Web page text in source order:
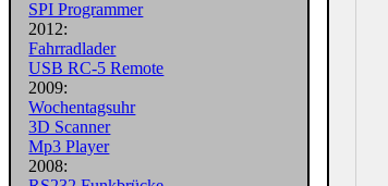
SPI Programmer
2012:
Fahrradlader
USB RC-5 Remote
2009:
Wochentagsuhr
3D Scanner
Mp3 Player
2008: